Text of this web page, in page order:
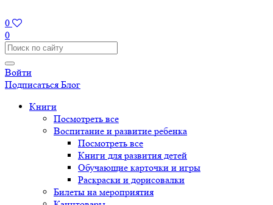
0
0
Войти
Подписаться Блог
Книги
Посмотреть все
Воспитание и развитие ребенка
Посмотреть все
Книги для развития детей
Обучающие карточки и игры
Раскраски и дорисовалки
Билеты на мероприятия